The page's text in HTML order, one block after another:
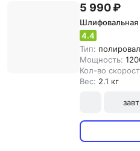
5 990 ₽
Шлифовальная
4.4
Тип:
Мощность:
Кол-во
Вес: 2.1 кг